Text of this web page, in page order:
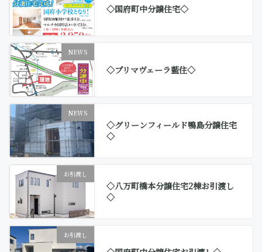
◇国府町中分譲住宅◇
NEWS
◇プリマヴェーラ藍住◇
NEWS
◇グリーンフィールド鴨島分譲住宅
◇
お引渡し
◇八万町橋本分譲住宅2棟お引渡し
◇
お引渡し